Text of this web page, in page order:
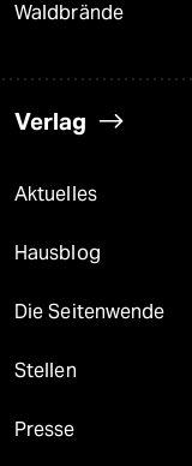
Waldbrände
Verlag
Aktuelles
Hausblog
Die Seitenwende
Stellen
Presse